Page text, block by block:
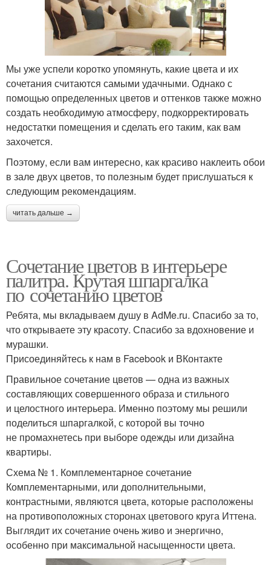
Мы уже успели коротко упомянуть, какие цвета и их
сочетания считаются самыми удачными. Однако с
помощью определенных цветов и оттенков также можно
создать необходимую атмосферу, подкорректировать
недостатки помещения и сделать его таким, как вам
захочется.
Поэтому, если вам интересно, как красиво наклеить обои
в зале двух цветов, то полезным будет прислушаться к
следующим рекомендациям.
читать дальше →
Сочетание цветов в интерьере
палитра. Крутая шпаргалка
по сочетанию цветов
Ребята, мы вкладываем душу в AdMe.ru. Cпасибо за то,
что открываете эту красоту. Спасибо за вдохновение и
мурашки.
Присоединяйтесь к нам в Facebook и ВКонтакте
Правильное сочетание цветов — одна из важных
составляющих совершенного образа и стильного
и целостного интерьера. Именно поэтому мы решили
поделиться шпаргалкой, с которой вы точно
не промахнетесь при выборе одежды или дизайна
квартиры.
Схема № 1. Комплементарное сочетание
Комплементарными, или дополнительными,
контрастными, являются цвета, которые расположены
на противоположных сторонах цветового круга Иттена.
Выглядит их сочетание очень живо и энергично,
особенно при максимальной насыщенности цвета.